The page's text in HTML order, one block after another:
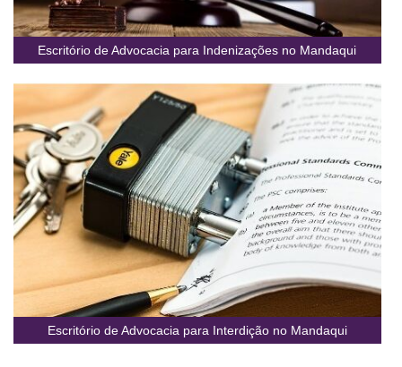
Escritório de Advocacia para Indenizações no Mandaqui
Escritório de Advocacia para Interdição no Mandaqui